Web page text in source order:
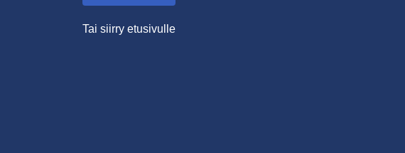
Tai siirry etusivulle